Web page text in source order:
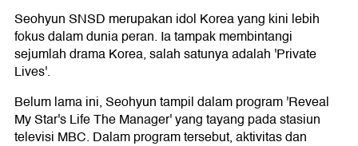
Seohyun SNSD merupakan idol Korea yang kini lebih
fokus dalam dunia peran. Ia tampak membintangi
sejumlah drama Korea, salah satunya adalah 'Private
Lives'.
Belum lama ini, Seohyun tampil dalam program 'Reveal
My Star's Life The Manager' yang tayang pada stasiun
televisi MBC. Dalam program tersebut, aktivitas dan